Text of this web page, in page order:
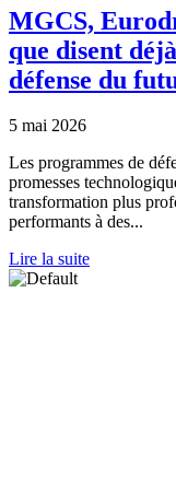
MGCS,
que disent
défense du
5 mai 2026
Les programmes de
promesses
transformation plus
performants à des...
Lire la suite